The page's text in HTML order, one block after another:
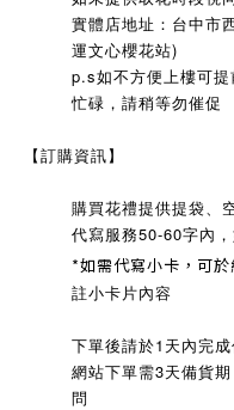
實體店地址：台中市
運文心櫻花站)
p.s如不方便上樓可提
忙碌，請稍等勿催促
【訂購資訊】
購買花禮提供提袋、
代寫服務50-60字內
*如需代寫小卡，可
註小卡片內容
下單後請於1天內完
網站下單需3天備貨
問